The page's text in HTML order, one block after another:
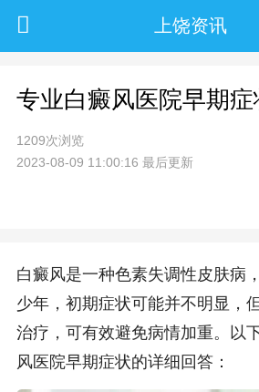
上饶资讯
专业白癜风医院早期症
1209次浏览
2023-08-09 11:00:16 最后更新
白癜风是一种色素失调性皮肤病
少年，初期症状可能并不明显，
治疗，可有效避免病情加重。以
风医院早期症状的详细回答：